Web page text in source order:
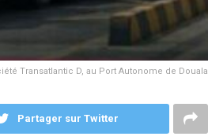
Transatlantic D, au Port Autonome de Douala
Partager sur Twitter